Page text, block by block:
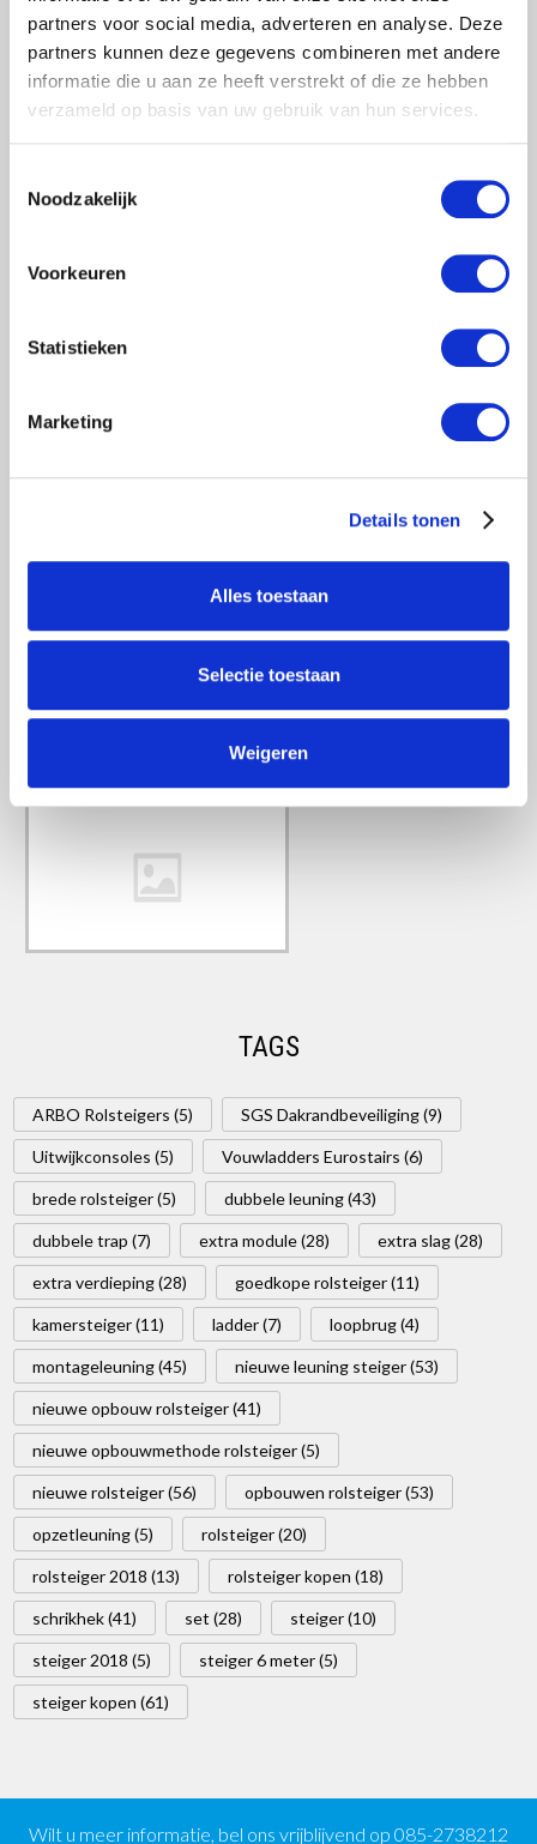
partners voor social media, adverteren en analyse. Deze
partners kunnen deze gegevens combineren met andere
informatie die u aan ze heeft verstrekt of die ze hebben
verzameld op basis van uw gebruik van hun services.
Noodzakelijk
Voorkeuren
Statistieken
Marketing
Details tonen
Alles toestaan
Selectie toestaan
Weigeren
€313,00 Excl. btw
€378,73
Toevoegen aan winkelwagen
ROLSTEIGER PROFESSIONAL
€3.640,89
MERKEN
TAGS
ARBO Rolsteigers (5) SGS Dakrandbeveiliging (9)
Uitwijkconsoles (5) Vouwladders Eurostairs (6)
brede rolsteiger (5) dubbele leuning (43)
dubbele trap (7) extra module (28) extra slag (28)
extra verdieping (28) goedkope rolsteiger (11)
kamersteiger (11) ladder (7) loopbrug (4)
montageleuning (45) nieuwe leuning steiger (53)
nieuwe opbouw rolsteiger (41)
nieuwe opbouwmethode rolsteiger (5)
nieuwe rolsteiger (56) opbouwen rolsteiger (53)
opzetleuning (5) rolsteiger (20)
rolsteiger 2018 (13) rolsteiger kopen (18)
schrikhek (41) set (28) steiger (10)
steiger 2018 (5) steiger 6 meter (5)
steiger kopen (61)
Wilt u meer informatie, bel ons vrijblijvend op 085-2738212